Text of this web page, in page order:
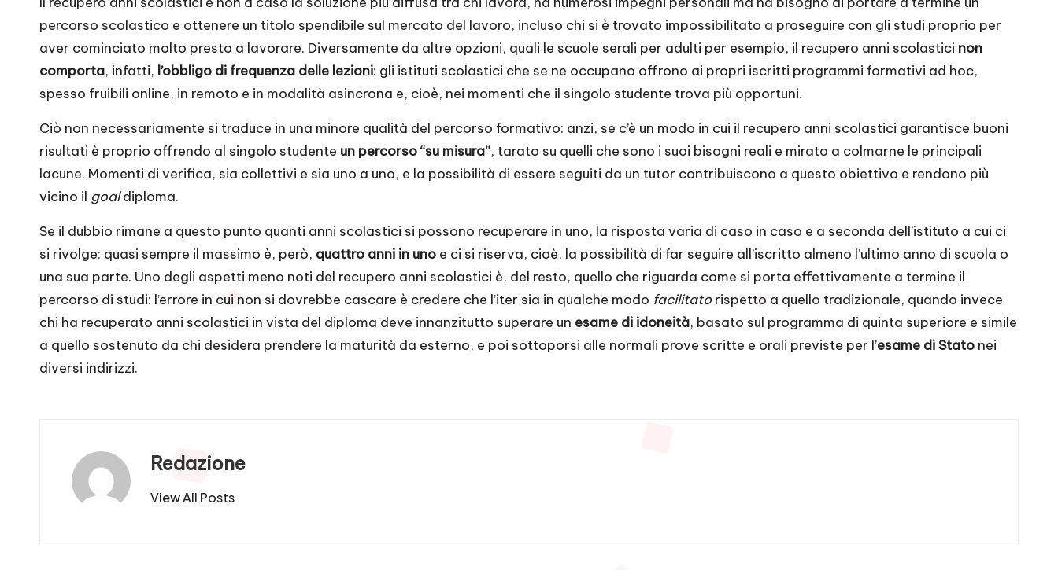
percorso scolastico e ottenere un titolo spendibile sul mercato del lavoro, incluso chi si è trovato impossibilitato a proseguire con gli studi proprio per
aver cominciato molto presto a lavorare. Diversamente da altre opzioni, quali le scuole serali per adulti per esempio, il recupero anni scolastici non
comporta, infatti, l’obbligo di frequenza delle lezioni: gli istituti scolastici che se ne occupano offrono ai propri iscritti programmi formativi ad hoc,
spesso fruibili online, in remoto e in modalità asincrona e, cioè, nei momenti che il singolo studente trova più opportuni.
Ciò non necessariamente si traduce in una minore qualità del percorso formativo: anzi, se c’è un modo in cui il recupero anni scolastici garantisce buoni
risultati è proprio offrendo al singolo studente un percorso “su misura”, tarato su quelli che sono i suoi bisogni reali e mirato a colmarne le principali
lacune. Momenti di verifica, sia collettivi e sia uno a uno, e la possibilità di essere seguiti da un tutor contribuiscono a questo obiettivo e rendono più
vicino il goaldiploma.
Se il dubbio rimane a questo punto quanti anni scolastici si possono recuperare in uno, la risposta varia di caso in caso e a seconda dell’istituto a cui ci
si rivolge: quasi sempre il massimo è, però, quattro anni in uno e ci si riserva, cioè, la possibilità di far seguire all’iscritto almeno l’ultimo anno di scuola o
una sua parte. Uno degli aspetti meno noti del recupero anni scolastici è, del resto, quello che riguarda come si porta effettivamente a termine il
percorso di studi: l’errore in cui non si dovrebbe cascare è credere che l’iter sia in qualche modo facilitatorispetto a quello tradizionale, quando invece
chi ha recuperato anni scolastici in vista del diploma deve innanzitutto superare un esame di idoneità, basato sul programma di quinta superiore e simile
a quello sostenuto da chi desidera prendere la maturità da esterno, e poi sottoporsi alle normali prove scritte e orali previste per l’esame di Stato nei
diversi indirizzi.
Redazione
View All Posts